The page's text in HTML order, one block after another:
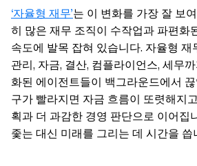
‘자율형 재무’는 이 변화를 가장 잘 보
히 많은 재무 조직이 수작업과 파편화
속도에 발목 잡혀 있습니다. 자율형 재
관리, 자금, 결산, 컴플라이언스, 세무
화된 에이전트들이 백그라운드에서
구가 빨라지면 자금 흐름이 또렷해지
획과 더 과감한 경영 판단으로 이어집
좇는 대신 미래를 그리는 데 시간을 씁